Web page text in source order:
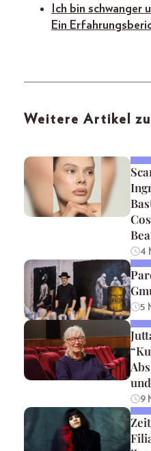
Ich bin schwanger
Ein
Weitere Artikel
4
5
9